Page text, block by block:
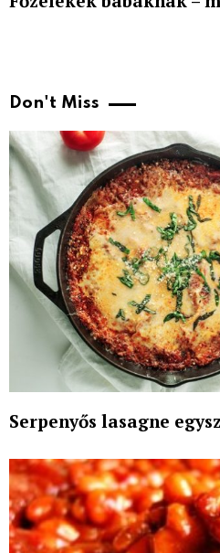
Don't Miss
Serpenyős lasagne